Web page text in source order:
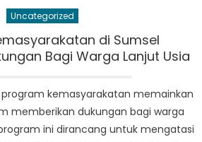
Children
Sumatra
Uncategorized
di Sumsel
Bagi Warga Lanjut Usia
kemasyarakatan memainkan
memberikan dukungan bagi warga
ini dirancang untuk mengatasi